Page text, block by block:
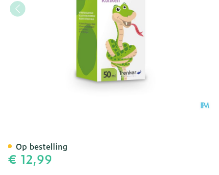
€ 12,99
Op bestelling